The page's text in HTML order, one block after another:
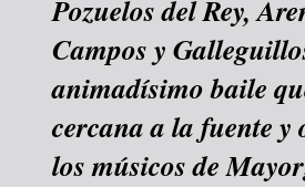
Pozuelos del Rey,
Campos y
animadísimo baile
cercana a la fuente y
los músicos de